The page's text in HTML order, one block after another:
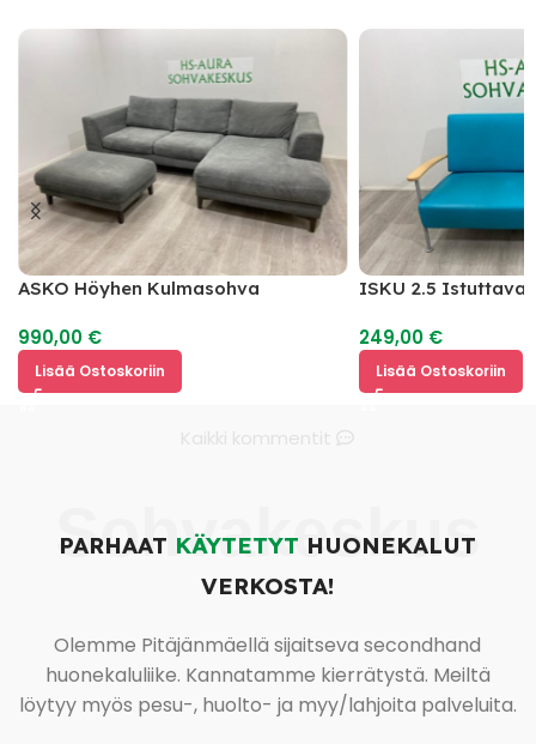
ASKO Höyhen Kulmasohva
990,00 €
Lisää Ostoskoriin
ISKU 2.5 Istuttava
249,00 €
Lisää Ostoskoriin
Sohvakeskus
PARHAAT KÄYTETYT HUONEKALUT
VERKOSTA!
Olemme Pitäjänmäellä sijaitseva secondhand
huonekaluliike. Kannatamme kierrätystä. Meiltä
löytyy myös pesu-, huolto- ja myy/lahjoita palveluita.